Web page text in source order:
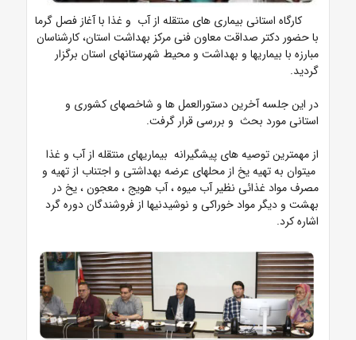
کارگاه استانی بیماری های منتقله از آب و غذا با آغاز فصل گرما
با حضور دکتر صداقت معاون فنی مرکز بهداشت استان، کارشناسان
مبارزه با بیماریها و بهداشت و محیط شهرستانهای استان برگزار
گردید.
در این جلسه آخرین دستورالعمل ها و شاخصهای کشوری و
استانی مورد بحث و بررسی قرار گرفت.
از مهمترین توصیه های پیشگیرانه بیماریهای منتقله از آب و غذا
میتوان به تهیه یخ از محلهای عرضه بهداشتی و اجتناب از تهیه و
مصرف مواد غذائی نظیر آب میوه ، آب هویج ، معجون ، یخ در
بهشت و دیگر مواد خوراکی و نوشیدنیها از فروشندگان دوره گرد
اشاره کرد.